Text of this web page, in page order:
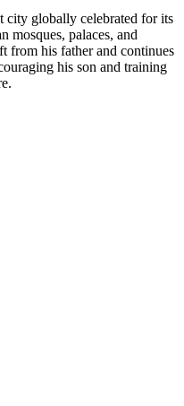
globally celebrated for its
mosques, palaces, and
from his father and continues
his son and training